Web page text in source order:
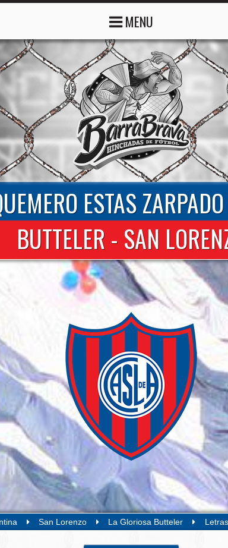
MENU
ESTAS
BUTTELER - SAN
San Lorenzo La Gloriosa Butteler Letras